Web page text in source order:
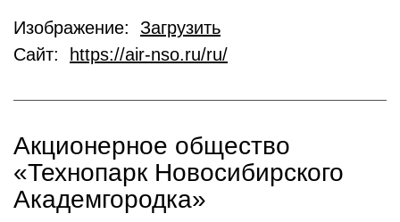
Изображение: Загрузить
Сайт:
https://air-nso.ru/ru/
Акционерное общество
«Технопарк Новосибирского
Академгородка»